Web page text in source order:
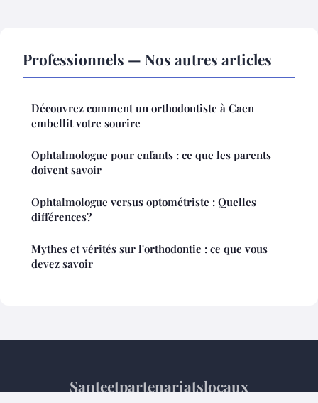
Professionnels — Nos autres articles
Découvrez comment un orthodontiste à Caen
embellit votre sourire
Ophtalmologue pour enfants : ce que les parents
doivent savoir
Ophtalmologue versus optométriste : Quelles
différences?
Mythes et vérités sur l'orthodontie : ce que vous
devez savoir
Santeetpartenariatslocaux